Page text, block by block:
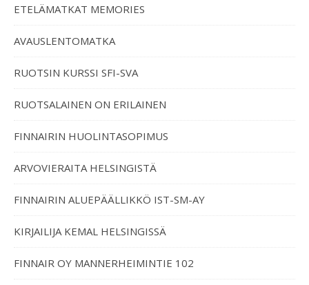
ETELÄMATKAT MEMORIES
AVAUSLENTOMATKA
RUOTSIN KURSSI SFI-SVA
RUOTSALAINEN ON ERILAINEN
FINNAIRIN HUOLINTASOPIMUS
ARVOVIERAITA HELSINGISTÄ
FINNAIRIN ALUEPÄÄLLIKKÖ IST-SM-AY
KIRJAILIJA KEMAL HELSINGISSÄ
FINNAIR OY MANNERHEIMINTIE 102